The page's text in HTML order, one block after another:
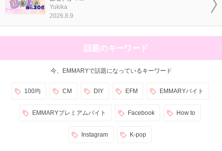
Yukika
2026.8.9
話題のキーワード
今、EMMARYで話題になっているキーワード
100均 CM DIY EFM EMMARYバイト
EMMARYプレミアムバイト Facebook How to
Instagram K-pop